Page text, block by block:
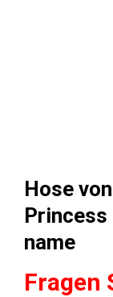
Hose
Princess
name
Fragen